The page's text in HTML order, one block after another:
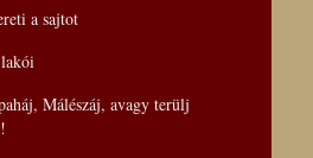
a sajtot
Málészáj, avagy terülj